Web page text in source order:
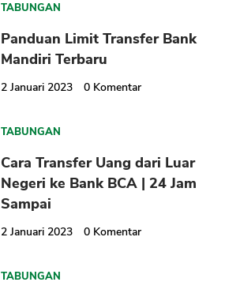
TABUNGAN
Panduan Limit Transfer Bank
Mandiri Terbaru
2 Januari 2023 0 Komentar
TABUNGAN
Cara Transfer Uang dari Luar
Negeri ke Bank BCA | 24 Jam
Sampai
2 Januari 2023 0 Komentar
TABUNGAN